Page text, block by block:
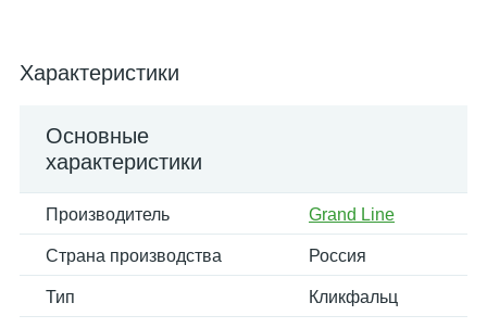
Характеристики
Основные
характеристики
Производитель Grand Line
Страна производства Россия
Тип Кликфальц